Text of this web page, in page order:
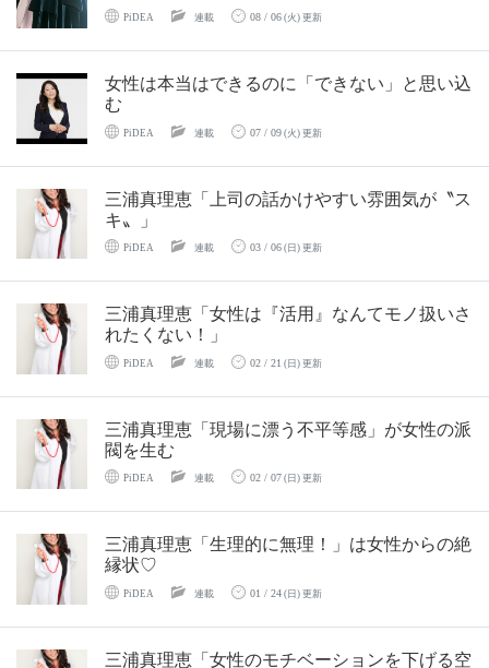
PiDEA 連載 08 / 06(火) 更新
女性は本当はできるのに「できない」と思い込
む
PiDEA 連載 07 / 09(火) 更新
三浦真理恵「上司の話かけやすい雰囲気が〝ス
キ〟」
PiDEA 連載 03 / 06(日) 更新
三浦真理恵「女性は『活用』なんてモノ扱いさ
れたくない！」
PiDEA 連載 02 / 21 (日) 更新
三浦真理恵「現場に漂う不平等感」が女性の派
閥を生む
PiDEA 連載 02 / 07(日) 更新
三浦真理恵「生理的に無理！」は女性からの絶
縁状♡
PiDEA 連載 01 / 24(日) 更新
三浦真理恵「女性のモチベーションを下げる空